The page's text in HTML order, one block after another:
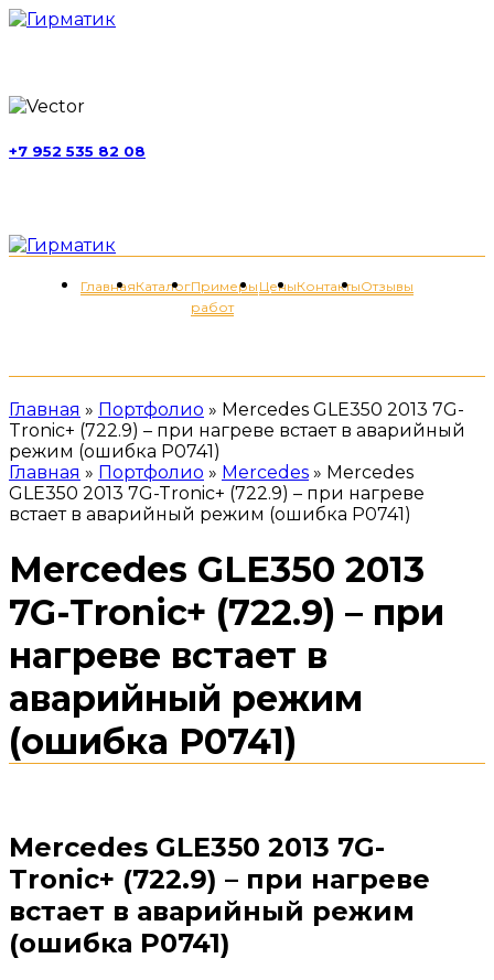
+7 952 535 82 08
ГлавнаяКаталогПримеры
работ
ЦеныКонтактыОтзывы
Главная » Портфолио » Mercedes GLE350 2013 7G-
Tronic+ (722.9) – при нагреве встает в аварийный
режим (ошибка P0741)
Главная » Портфолио » Mercedes » Mercedes
GLE350 2013 7G-Tronic+ (722.9) – при нагреве
встает в аварийный режим (ошибка P0741)
Mercedes GLE350 2013
7G-Tronic+ (722.9) – при
нагреве встает в
аварийный режим
(ошибка P0741)
Mercedes GLE350 2013 7G-
Tronic+ (722.9) – при нагреве
встает в аварийный режим
(ошибка P0741)